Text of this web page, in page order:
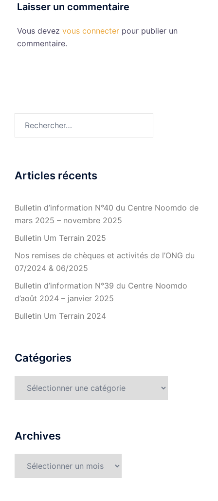
Laisser un commentaire
Vous devez vous connecter pour publier un
commentaire.
Articles récents
Bulletin d’information N°40 du Centre Noomdo de
mars 2025 – novembre 2025
Bulletin Um Terrain 2025
Nos remises de chèques et activités de l’ONG du
07/2024 & 06/2025
Bulletin d’information N°39 du Centre Noomdo
d’août 2024 – janvier 2025
Bulletin Um Terrain 2024
Catégories
Archives